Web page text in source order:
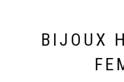
BIJOUX